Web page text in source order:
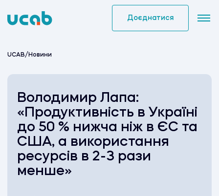
to
Доєднатися
UCAB/ Новини
Володимир Лапа:
«Продуктивність в Україні
до 50 % нижча ніж в ЄС та
США, а використання
ресурсів в 2-3 рази
менше»